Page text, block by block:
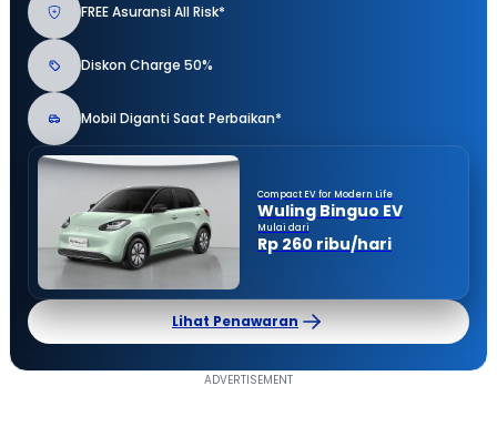
FREE Asuransi All Risk*
Diskon Charge 50%
Mobil Diganti Saat Perbaikan*
Compact EV for Modern Life
Wuling Binguo EV
Mulai dari
Rp 260 ribu/hari
Lihat Penawaran